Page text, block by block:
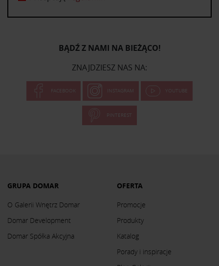
BĄDŹ Z NAMI NA BIEŻĄCO!
ZNAJDZIESZ NAS NA:
FACEBOOK INSTAGRAM YOUTUBE
PINTEREST
GRUPA DOMAR
O Galerii Wnętrz Domar
Domar Development
Domar Spółka Akcyjna
OFERTA
Promocje
Produkty
Katalog
Porady i inspiracje